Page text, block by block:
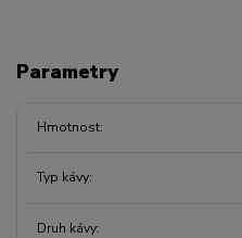
Parametry
Hmotnost
Typ kávy
Druh kávy